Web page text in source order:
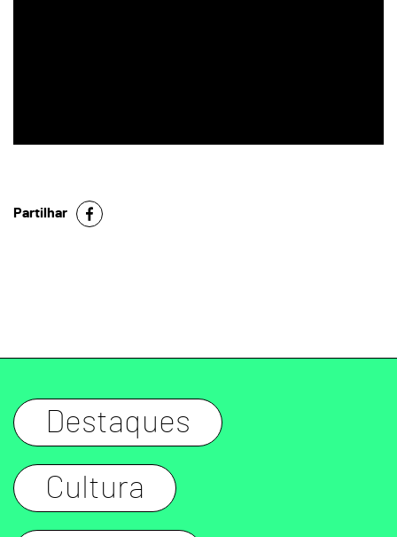
Partilhar
Destaques
Cultura